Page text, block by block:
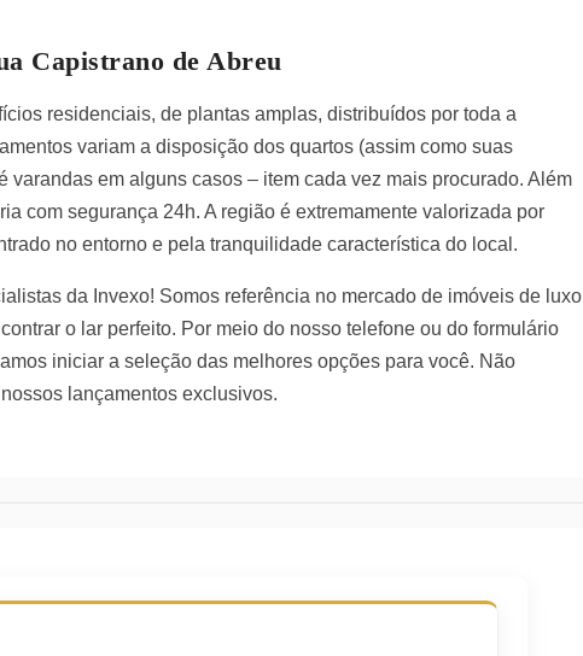
Capistrano de Abreu
residenciais, de plantas amplas, distribuídos por toda a
variam a disposição dos quartos (assim como suas
em alguns casos – item cada vez mais procurado. Além
com segurança 24h. A região é extremamente valorizada por
no entorno e pela tranquilidade característica do local.
da Invexo! Somos referência no mercado de imóveis de luxo
o lar perfeito. Por meio do nosso telefone ou do formulário
iniciar a seleção das melhores opções para você. Não
lançamentos exclusivos.